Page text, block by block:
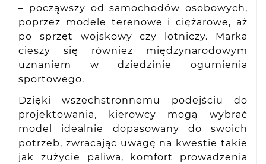
– począwszy od samochodów osobowych,
poprzez modele terenowe i ciężarowe, aż
po sprzęt wojskowy czy lotniczy. Marka
cieszy się również międzynarodowym
uznaniem w dziedzinie ogumienia
sportowego.
Dzięki wszechstronnemu podejściu do
projektowania, kierowcy mogą wybrać
model idealnie dopasowany do swoich
potrzeb, zwracając uwagę na kwestie takie
jak zużycie paliwa, komfort prowadzenia